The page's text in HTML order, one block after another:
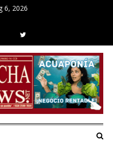
6, 2026